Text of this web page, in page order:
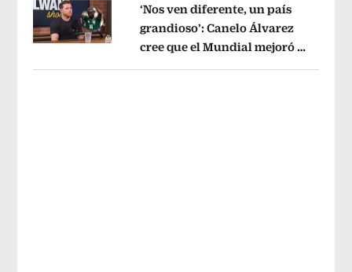
Opens in new window
‘Nos ven diferente, un país
grandioso’: Canelo Álvarez
cree que el Mundial mejoró la